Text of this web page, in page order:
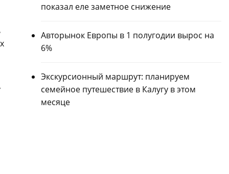
показал еле заметное снижение
Авторынок Европы в 1 полугодии вырос на
6%
Экскурсионный маршрут: планируем
семейное путешествие в Калугу в этом
месяце